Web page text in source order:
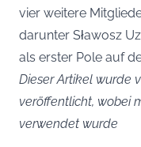
vier weitere
darunter Sławosz
als erster Pole auf
Dieser Artikel wurde
veröffentlicht, wobei
verwendet wurde